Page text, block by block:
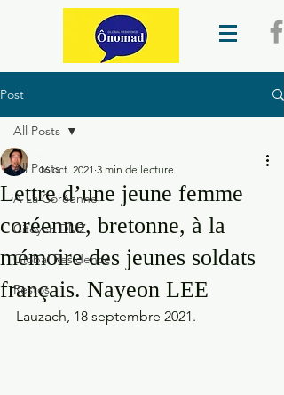
Post
All Posts
A La Coréenne
Citoyen DMZ
Global Residence
Restos
All Posts
Lettre d’une jeune femme
coréenne, bretonne, à la
mémoire des jeunes soldats
français. Nayeon LEE
.
16 oct. 2021 3 min de lecture
Lauzach, 18 septembre 2021.